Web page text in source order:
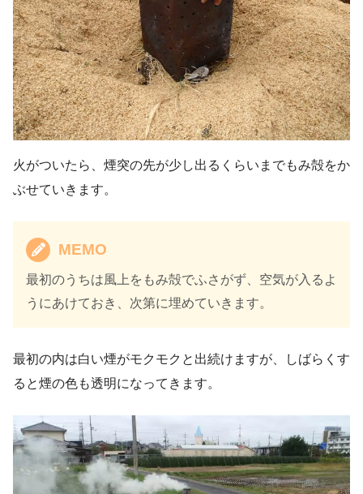
火がついたら、煙突の先が少し出るくらいまでもみ殻をか
ぶせていきます。
MEMO
最初のうちは風上をもみ殻でふさがず、空気が入るよ
うにあけておき、次第に埋めていきます。
最初の内は白い煙がモクモクと出続けますが、しばらくす
ると煙の色も透明になってきます。